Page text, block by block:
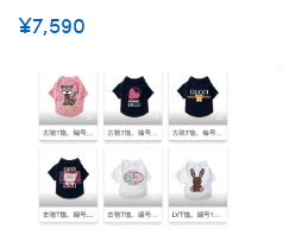
チューム 猫 洋服 柔らかい
モノグラム おしゃれ かわい
い ペット服
¥7,590